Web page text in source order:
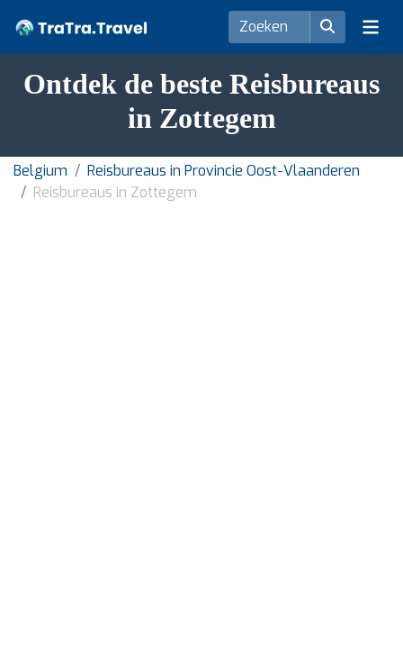
Ontdek de beste Reisbureaus
in Zottegem
Belgium
Reisbureaus in Provincie Oost-Vlaanderen
Reisbureaus in Zottegem